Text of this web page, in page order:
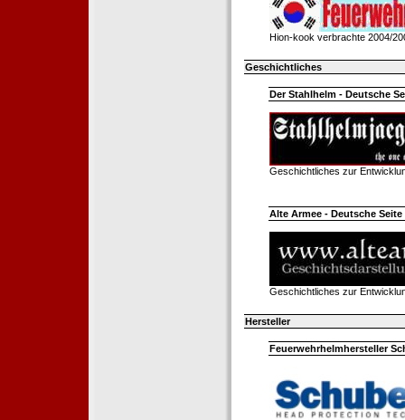
Hion-kook verbrachte 2004/
Geschichtliches
Der Stahlhelm - Deutsche
Geschichtliches zur
Alte Armee - Deutsche Seite
Geschichtliches zur
Hersteller
Feuerwehrhelmhersteller